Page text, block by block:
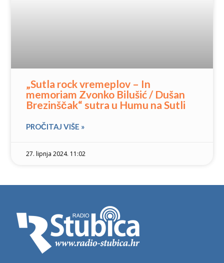
„Sutla rock vremeplov – In
memoriam Zvonko Bilušić / Dušan
Brezinščak“ sutra u Humu na Sutli
PROČITAJ VIŠE »
27. lipnja 2024. 11:02